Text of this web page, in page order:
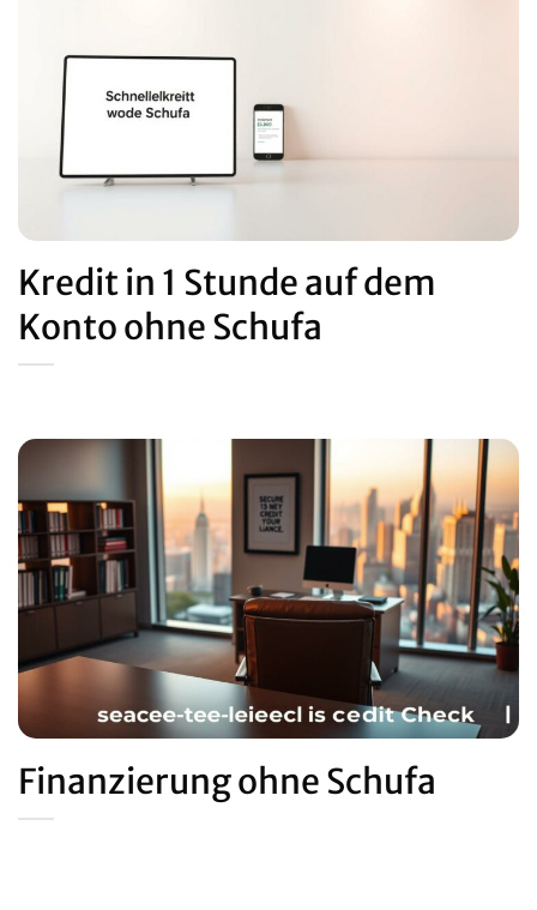
Kredit in 1 Stunde auf dem
Konto ohne Schufa
Finanzierung ohne Schufa